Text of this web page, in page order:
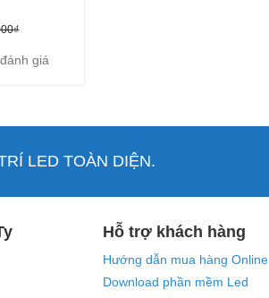
giá
LED TOÀN DIỆN.
Hỗ trợ khách hàng
Hướng dẫn mua hàng Online
Download phần mềm Led